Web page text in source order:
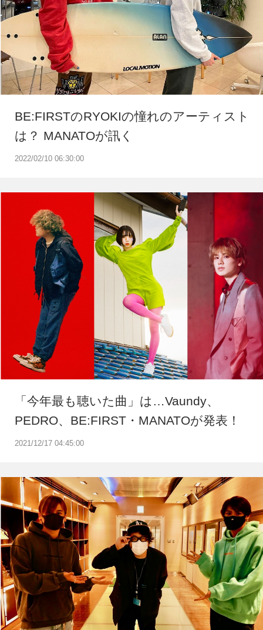
2022/02/10 06:30:00
BE:FIRSTのRYOKIの憧れのアーティスト
は？ MANATOが訊く
2021/12/17 04:45:00
「今年最も聴いた曲」は…Vaundy、
PEDRO、BE:FIRST・MANATOが発表！